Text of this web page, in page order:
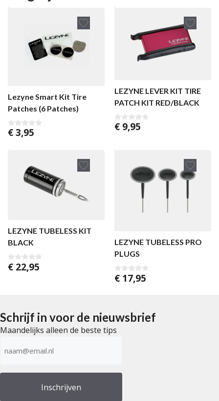
Lezyne Smart Kit Tire
Patches (6 Patches)
0
n
€3,95
LEZYNE LEVER KIT TIRE
PATCH KIT RED/BLACK
0
5
€ 9,95
LEZYNE TUBELESS KIT
BLACK
0
v
€ 22,95
LEZYNE TUBELESS PRO
PLUGS
0
€ 17,95
Schrijf in voor de nieuwsbrief
Maandelijks alleen de beste tips
mailadres